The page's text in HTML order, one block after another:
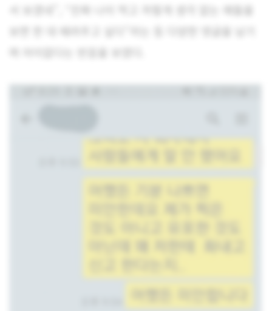
서 보겠네”, “진짜 나이 먹고 저렇게 생각 없는 애들을
보면 한 대 때려주고 싶다”라는 등 다양한 댓글을 남기
며 어이없다는 반응을 보였다.